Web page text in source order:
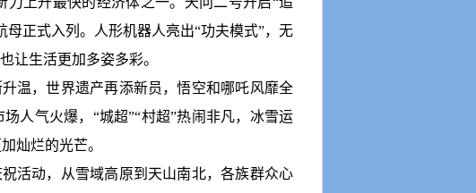
正式入列。人形机器人亮出“功夫模式”，无
让生活更加多姿多彩。
温，世界遗产再添新员，悟空和哪吒风靡全
场人气火爆，“城超”“村超”热闹非凡，冰雪运
灿烂的光芒。
活动，从雪域高原到天山南北，各族群众心